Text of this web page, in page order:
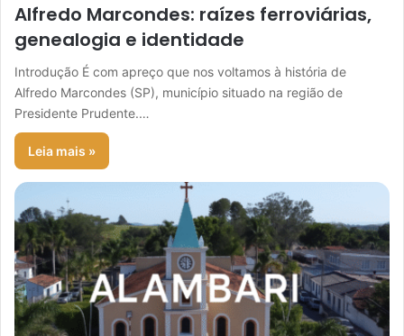
Alfredo Marcondes: raízes ferroviárias,
genealogia e identidade
Introdução É com apreço que nos voltamos à história de
Alfredo Marcondes (SP), município situado na região de
Presidente Prudente.…
Leia mais »